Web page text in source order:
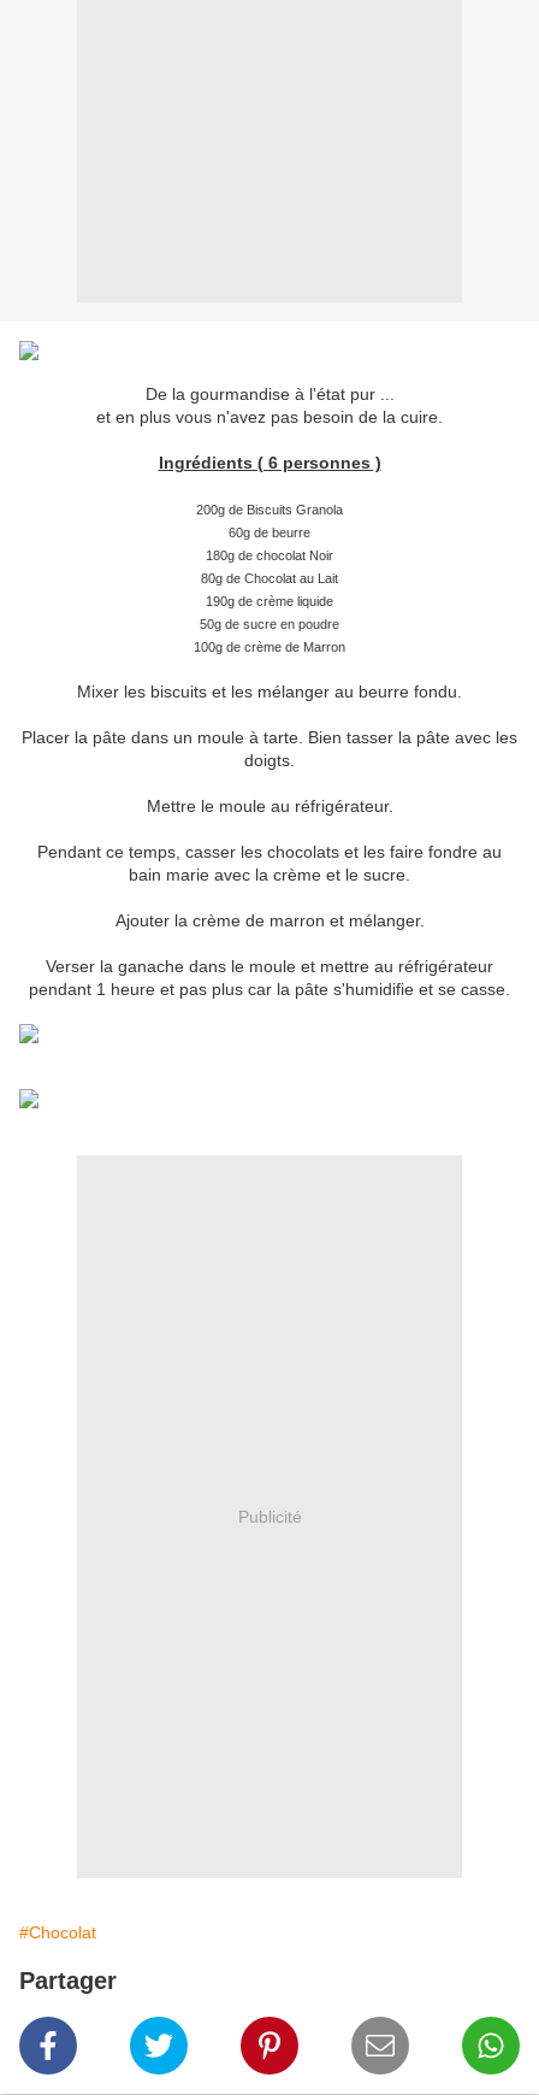
De la gourmandise à l'état pur ...
et en plus vous n'avez pas besoin de la cuire.
Ingrédients ( 6 personnes )
200g de Biscuits Granola
60g de beurre
180g de chocolat Noir
80g de Chocolat au Lait
190g de crème liquide
50g de sucre en poudre
100g de crème de Marron
Mixer les biscuits et les mélanger au beurre fondu.
Placer la pâte dans un moule à tarte. Bien tasser la pâte avec les
doigts.
Mettre le moule au réfrigérateur.
Pendant ce temps, casser les chocolats et les faire fondre au
bain marie avec la crème et le sucre.
Ajouter la crème de marron et mélanger.
Verser la ganache dans le moule et mettre au réfrigérateur
pendant 1 heure et pas plus car la pâte s'humidifie et se casse.
Publicité
#Chocolat
Partager